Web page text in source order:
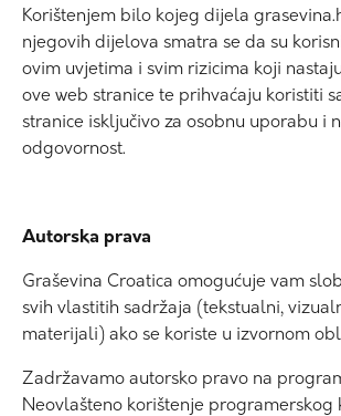
Korištenjem bilo kojeg dijela
njegovih dijelova smatra se da su
ovim uvjetima i svim rizicima koji
ove web stranice te prihvaćaju koristiti
stranice isključivo za osobnu uporabu i
odgovornost.
Autorska prava
Graševina Croatica omogućuje vam
svih vlastitih sadržaja (tekstualni,
materijali) ako se koriste u izvornom
Zadržavamo autorsko pravo na
Neovlašteno korištenje programerskog